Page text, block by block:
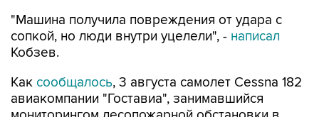
"Машина получила повреждения от удара с
сопкой, но люди внутри уцелели", - написал
Кобзев.
Как сообщалось, 3 августа самолет Cessna 182
авиакомпании "Гоставиа", занимавшийся